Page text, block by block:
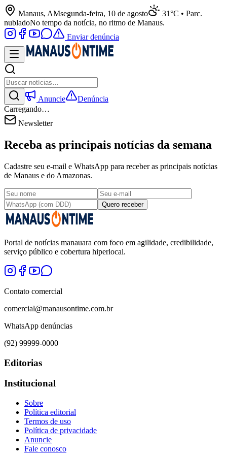
Manaus, AMsegunda-feira, 10 de agosto
31°C • Parc.
nubladoNo tempo da notícia, no ritmo de Manaus.
Enviar denúncia
Anuncie
Denúncia
Carregando…
Newsletter
Receba as principais notícias da semana
Cadastre seu e-mail e WhatsApp para receber as principais notícias
de Manaus e do Amazonas.
Quero receber
Portal de notícias manauara com foco em agilidade, credibilidade,
serviço público e cobertura hiperlocal.
Contato comercial
comercial@manausontime.com.br
WhatsApp denúncias
(92) 99999-0000
Editorias
Institucional
Sobre
Política editorial
Termos de uso
Política de privacidade
Anuncie
Fale conosco